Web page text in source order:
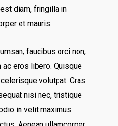
diam, fringilla in
et mauris.
faucibus orci non,
ac eros libero. Quisque
volutpat. Cras
nisi nec, tristique
in velit maximus